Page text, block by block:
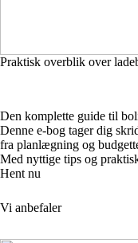
Praktisk overblik over
Den komplette guide til
Denne e-bog tager dig
fra planlægning og
Med nyttige tips og
Hent nu
Vi anbefaler